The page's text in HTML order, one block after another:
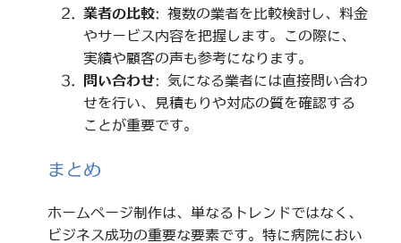
業者の比較: 複数の業者を比較検討し、料金
やサービス内容を把握します。この際に、
実績や顧客の声も参考になります。
問い合わせ: 気になる業者には直接問い合わ
せを行い、見積もりや対応の質を確認する
ことが重要です。
まとめ
ホームページ制作は、単なるトレンドではなく、
ビジネス成功の重要な要素です。特に病院におい